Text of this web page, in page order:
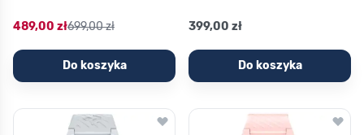
489,00 zł699,00 zł
Do koszyka
399,00 zł
Do koszyka